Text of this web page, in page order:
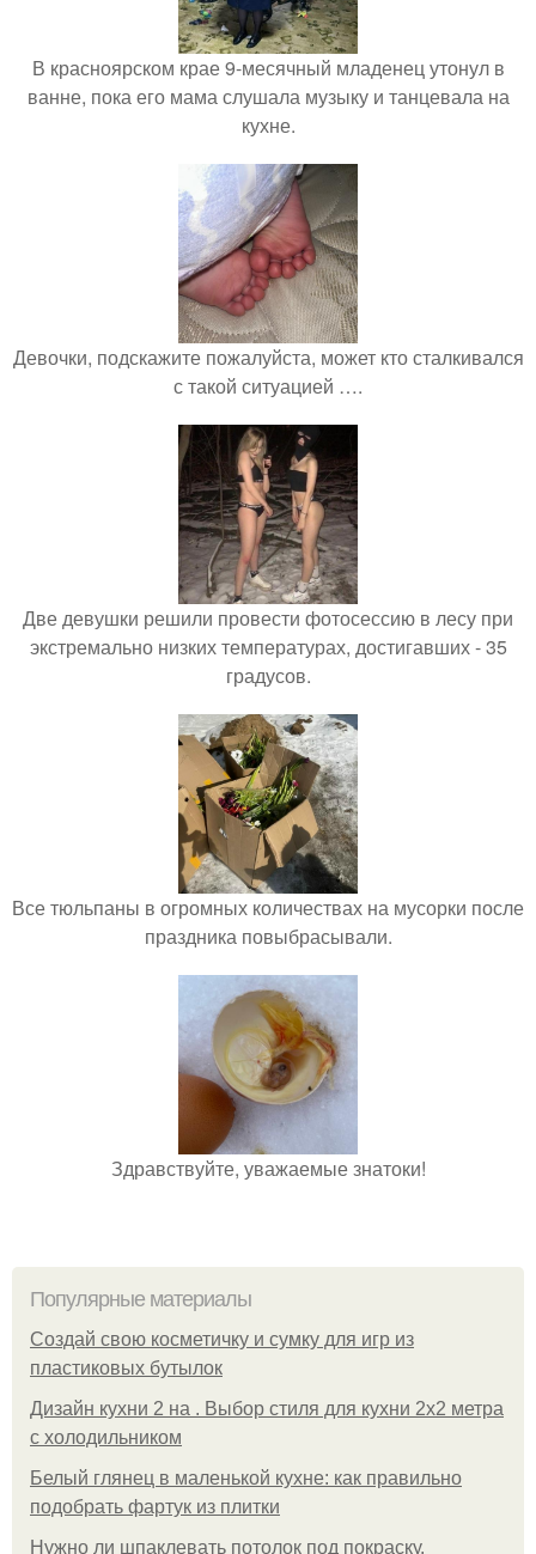
В красноярском крае 9-месячный младенец утонул в
ванне, пока его мама слушала музыку и танцевала на
кухне.
Девочки, подскажите пожалуйста, может кто сталкивался
с такой ситуацией ….
Две девушки решили провести фотосессию в лесу при
экстремально низких температурах, достигавших - 35
градусов.
Все тюльпаны в огромных количествах на мусорки после
праздника повыбрасывали.
Здравствуйте, уважаемые знатоки!
Популярные материалы
Создай свою косметичку и сумку для игр из
пластиковых бутылок
Дизайн кухни 2 на . Выбор стиля для кухни 2х2 метра
с холодильником
Белый глянец в маленькой кухне: как правильно
подобрать фартук из плитки
Нужно ли шпаклевать потолок под покраску.